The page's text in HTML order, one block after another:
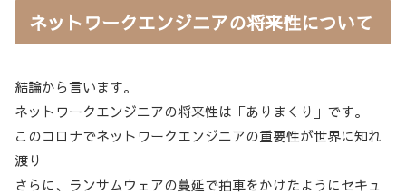
ネットワークエンジニアの将来性について
結論から言います。
ネットワークエンジニアの将来性は「ありまくり」です。
このコロナでネットワークエンジニアの重要性が世界に知れ
渡り
さらに、ランサムウェアの蔓延で拍車をかけたようにセキュ